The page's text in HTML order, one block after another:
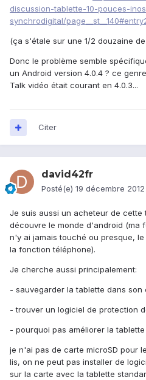
discussion-tablette-10-pouces-
synchrodigital/
(ça s'étale sur une 1/2 douzaine
Donc le problème semble
un Android version 4.0.4 ? ce
Talk vidéo était courant en 4.0.3...
Citer
david42fr
Posté(e) 19 décembre 2012
Je suis aussi un acheteur de cette
découvre le monde d'android (ma
n'y ai jamais touché ou presque,
la fonction téléphone).
Je cherche aussi principalement:
- sauvegarder la tablette dans son
- trouver un logiciel de protection
- pourquoi pas améliorer la tablette
je n'ai pas de carte microSD pour
lis, on ne peut pas installer de
sur la carte avec la tablette